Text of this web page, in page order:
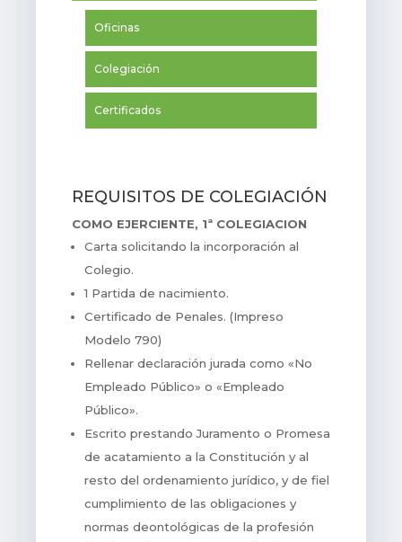
Oficinas
Colegiación
Certificados
REQUISITOS DE COLEGIACIÓN
COMO EJERCIENTE, 1ª COLEGIACION
Carta solicitando la incorporación al
Colegio.
1 Partida de nacimiento.
Certificado de Penales. (Impreso
Modelo 790)
Rellenar declaración jurada como «No
Empleado Público» o «Empleado
Público».
Escrito prestando Juramento o Promesa
de acatamiento a la Constitución y al
resto del ordenamiento jurídico, y de fiel
cumplimiento de las obligaciones y
normas deontológicas de la profesión